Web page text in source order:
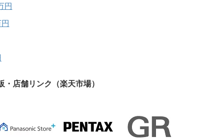
円
・店舗リンク（楽天市場）